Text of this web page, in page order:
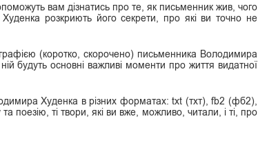
вам дізнатись про те, як письменник жив, чого
розкриють його секрети, про які ви точно не
(коротко, скорочено) письменника Володимира
будуть основні важливі моменти про життя видатної
Худенка в різних форматах: txt (тхт), fb2 (фб2),
поезію, ті твори, які ви вже, можливо, читали, і ті, про